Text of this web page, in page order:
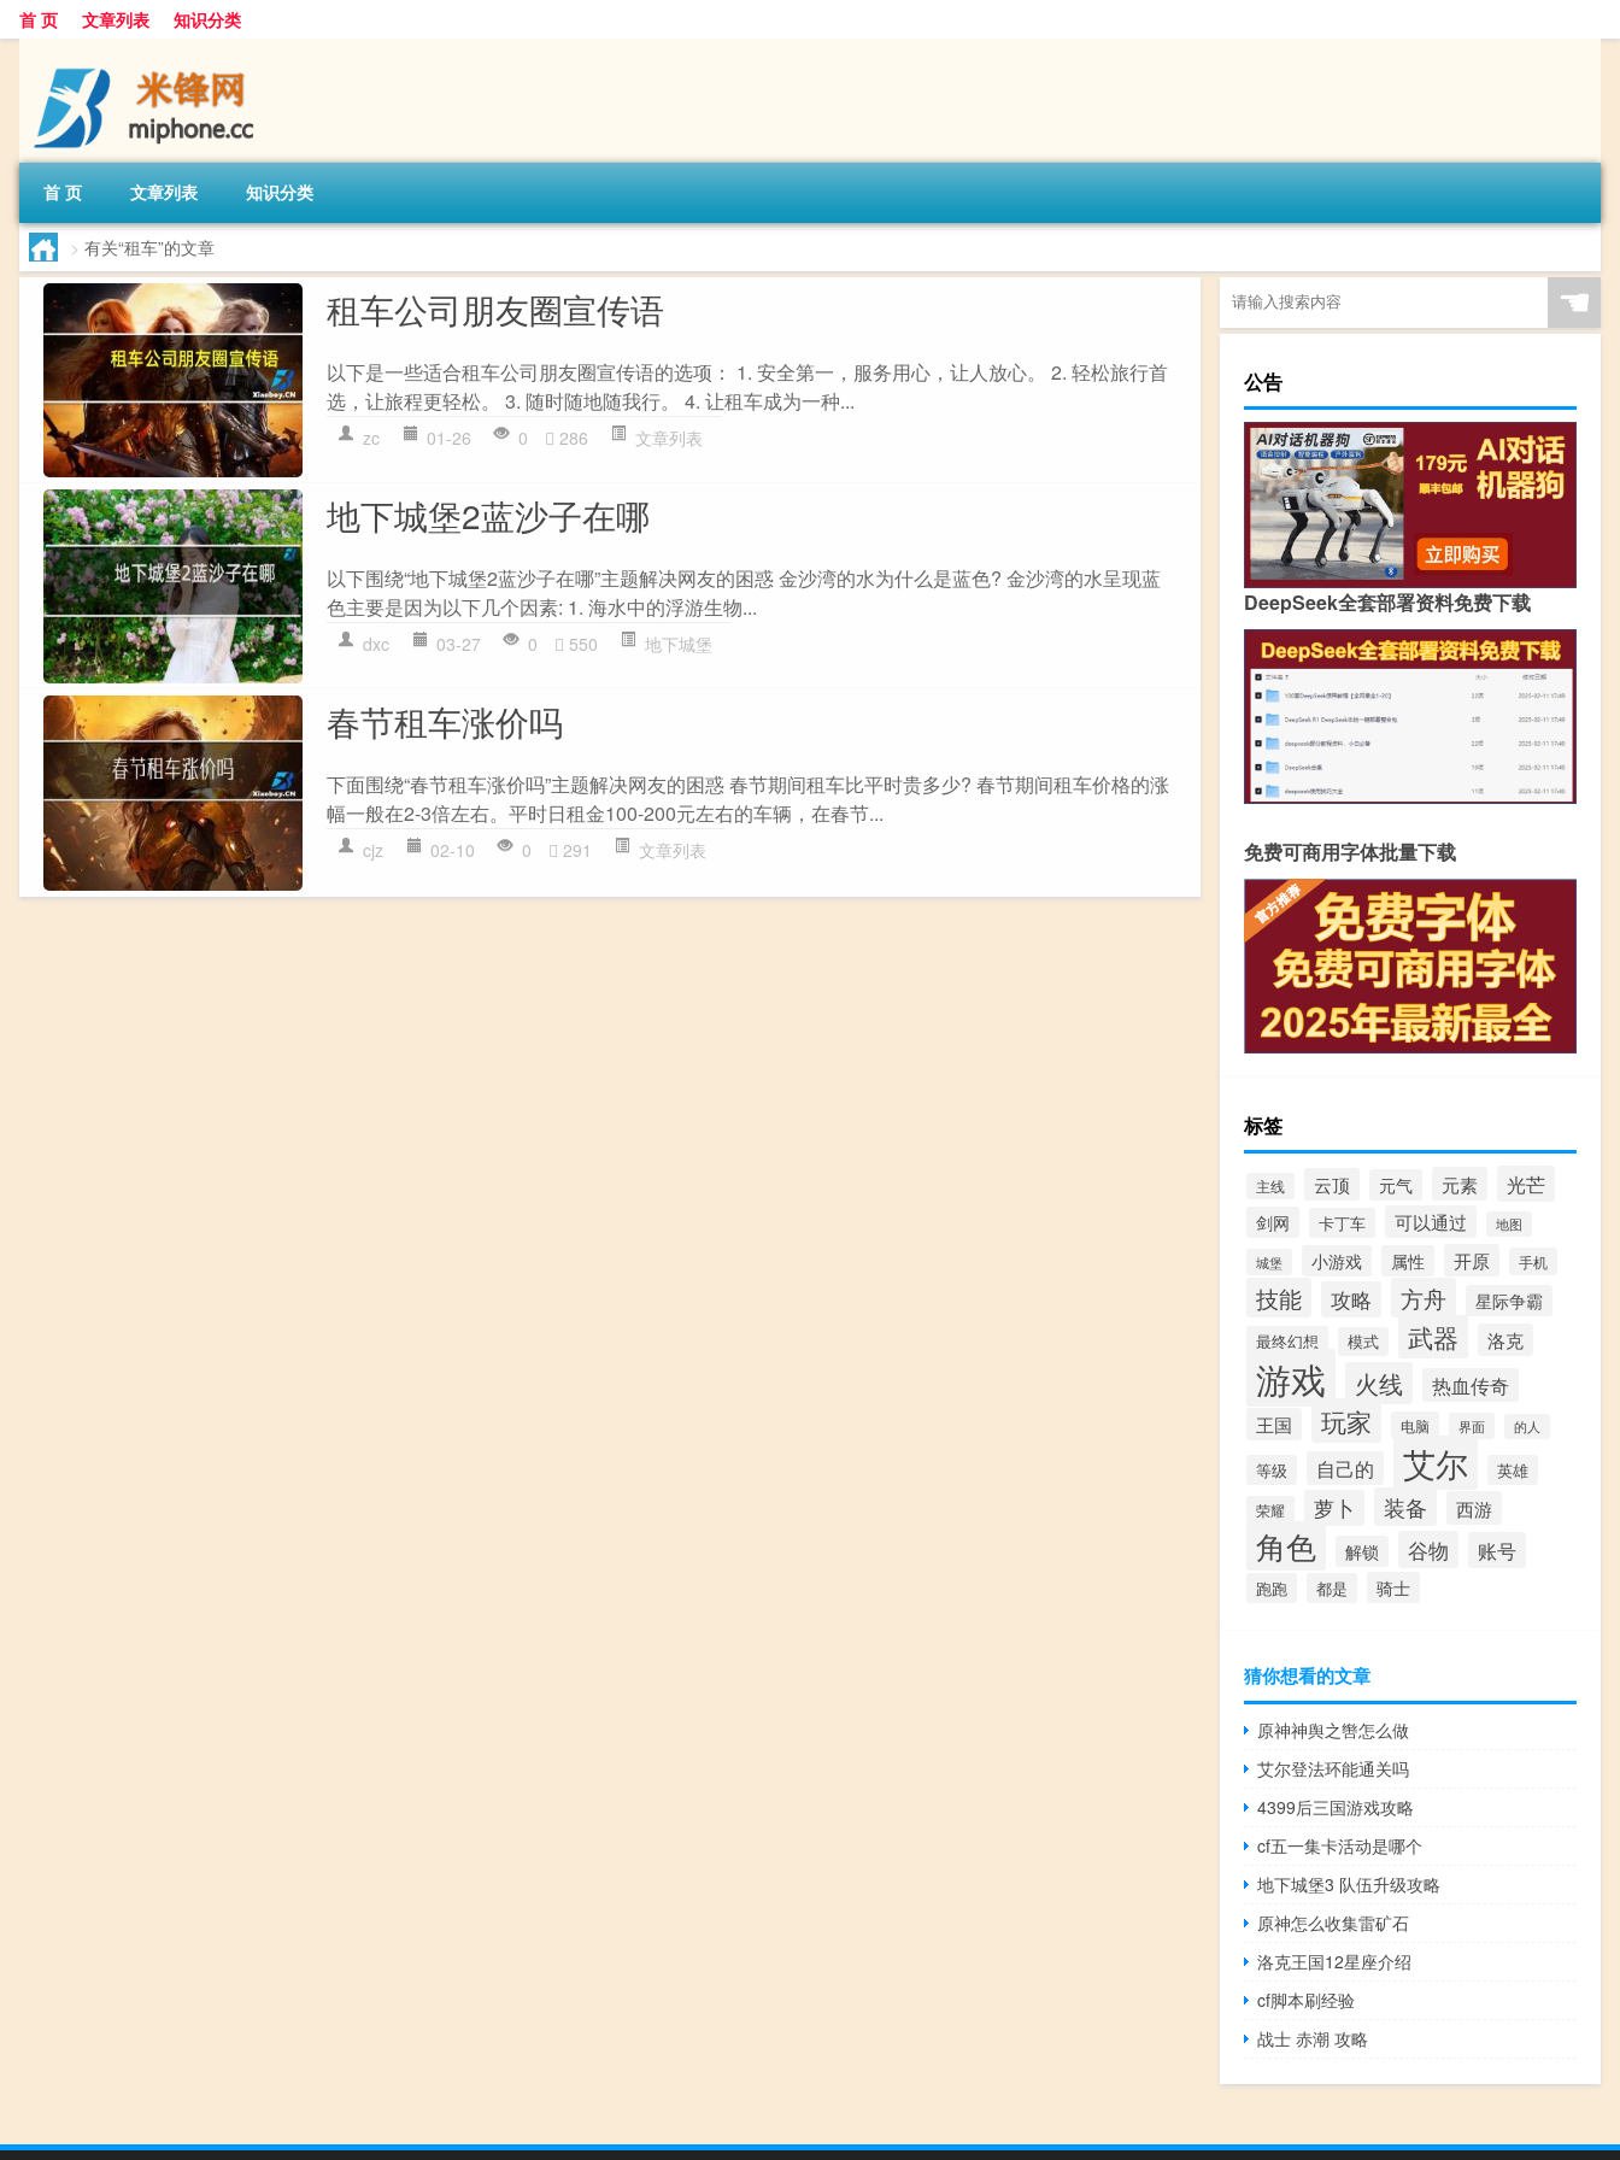
首 页 文章列表 知识分类
首 页 文章列表 知识分类
> 有关“租车”的文章
租车公司朋友圈宣传语
以下是一些适合租车公司朋友圈宣传语的选项： 1. 安全第一，服务用心，让人放心。 2. 轻松旅行首
选，让旅程更轻松。 3. 随时随地随我行。 4. 让租车成为一种...
zc 01-26 0 286 文章列表
地下城堡2蓝沙子在哪
以下围绕“地下城堡2蓝沙子在哪”主题解决网友的困惑 金沙湾的水为什么是蓝色? 金沙湾的水呈现蓝
色主要是因为以下几个因素: 1. 海水中的浮游生物...
dxc 03-27 0 550 地下城堡
春节租车涨价吗
下面围绕“春节租车涨价吗”主题解决网友的困惑 春节期间租车比平时贵多少? 春节期间租车价格的涨
幅一般在2-3倍左右。平时日租金100-200元左右的车辆，在春节...
cjz 02-10 0 291 文章列表
☚
公告
DeepSeek全套部署资料免费下载
免费可商用字体批量下载
标签
主线 云顶 元气 元素 光芒
剑网 卡丁车 可以通过 地图
城堡 小游戏 属性 开原 手机
技能 攻略 方舟 星际争霸
最终幻想 模式 武器 洛克
游戏 火线 热血传奇
王国 玩家 电脑 界面 的人
等级 自己的 艾尔 英雄
荣耀 萝卜 装备 西游
角色 解锁 谷物 账号
跑跑 都是 骑士
猜你想看的文章
原神神舆之辔怎么做
艾尔登法环能通关吗
4399后三国游戏攻略
cf五一集卡活动是哪个
地下城堡3 队伍升级攻略
原神怎么收集雷矿石
洛克王国12星座介绍
cf脚本刷经验
战士 赤潮 攻略